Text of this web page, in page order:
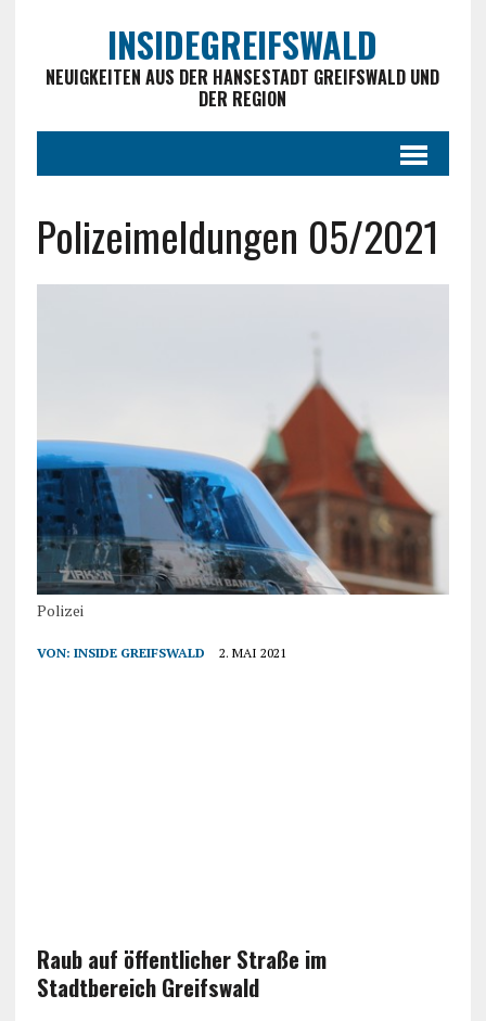
INSIDEGREIFSWALD
NEUIGKEITEN AUS DER HANSESTADT GREIFSWALD UND
DER REGION
Polizeimeldungen 05/2021
Polizei
VON: INSIDE GREIFSWALD 2. MAI 2021
Raub auf öffentlicher Straße im
Stadtbereich Greifswald